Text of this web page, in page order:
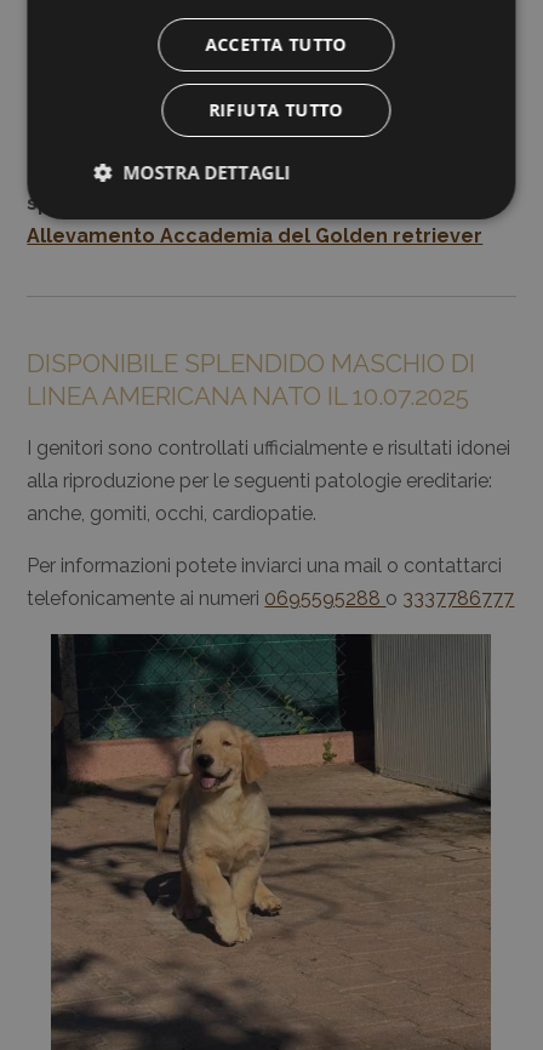
Potete continuare a seguire la crescita di questi
splendidi cuccioli sulla nostra pagina
Allevamento Accademia del Golden retriever
DISPONIBILE SPLENDIDO MASCHIO DI
LINEA AMERICANA NATO IL 10.07.2025
I genitori sono controllati ufficialmente e risultati idonei
alla riproduzione per le seguenti patologie ereditarie:
anche, gomiti, occhi, cardiopatie.
Per informazioni potete inviarci una mail o contattarci
telefonicamente ai numeri 0695595288 o 3337786777
ACCETTA TUTTO
RIFIUTA TUTTO
MOSTRA DETTAGLI